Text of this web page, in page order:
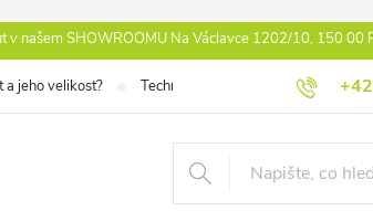
v našem SHOWROOMU Na Václavce 1202/10, 150 00
jeho velikost? Technologie Athlet Driven